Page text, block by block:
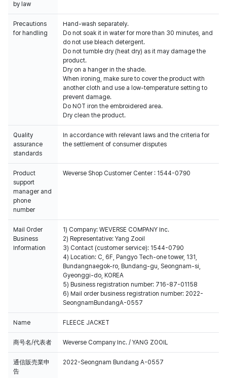
by law
Precautions
for handling
Hand-wash separately.
Do not soak it in water for more than 30 minutes, and
do not use bleach detergent.
Do not tumble dry (heat dry) as it may damage the
product.
Dry on a hanger in the shade.
When ironing, make sure to cover the product with
another cloth and use a low-temperature setting to
prevent damage.
Do NOT iron the embroidered area.
Dry clean the product.
Quality
assurance
standards
In accordance with relevant laws and the criteria for
the settlement of consumer disputes
Product
support
manager and
phone
number
Weverse Shop Customer Center : 1544-0790
Mail Order
Business
Information
1) Company: WEVERSE COMPANY Inc.
2) Representative: Yang Zooil
3) Contact (customer service): 1544-0790
4) Location: C, 6F, Pangyo Tech-one tower, 131,
Bundangnaegok-ro, Bundang-gu, Seongnam-si,
Gyeonggi-do, KOREA
5) Business registration number: 716-87-01158
6) Mail order business registration number: 2022-
SeongnamBundangA-0557
Name FLEECE JACKET
商号名/代表者 Weverse Company Inc. / YANG ZOOIL
通信販売業申
告
2022-Seongnam Bundang A-0557